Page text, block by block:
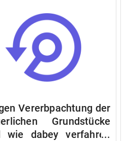
Vererbpachtung der
Grundstücke
wie dabey verfahren